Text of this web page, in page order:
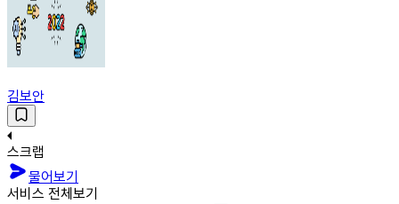
김보안
스크랩
물어보기
서비스 전체보기